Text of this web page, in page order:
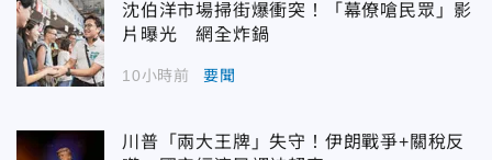
沈伯洋市場掃街爆衝突！「幕僚嗆民眾」影
片曝光 網全炸鍋
10小時前 要聞
川普「兩大王牌」失守！伊朗戰爭+關稅反